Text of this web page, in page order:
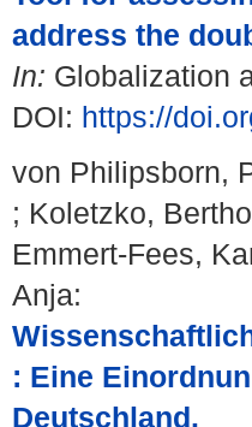
address the
In: Globalization
DOI: https://
von Philipsborn,
; Koletzko,
Emmert-Fees,
Anja:
: Eine
Deutschland.